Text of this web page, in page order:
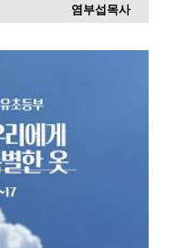
염부섭목사